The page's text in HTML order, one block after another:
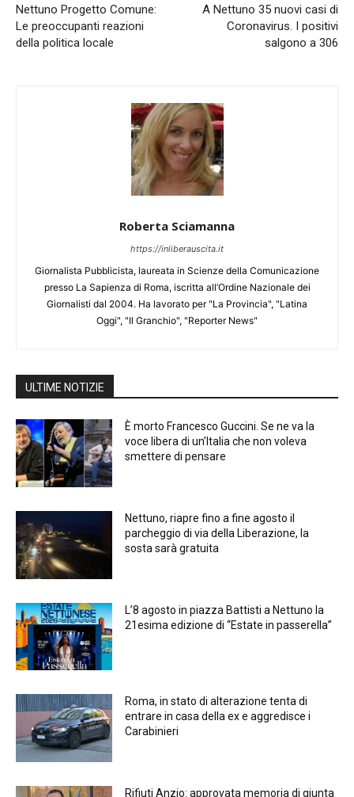
Nettuno Progetto Comune:
Le preoccupanti reazioni
della politica locale
A Nettuno 35 nuovi casi di
Coronavirus. I positivi
salgono a 306
Roberta Sciamanna
https://inliberauscita.it
Giornalista Pubblicista, laureata in Scienze della Comunicazione
presso La Sapienza di Roma, iscritta all’Ordine Nazionale dei
Giornalisti dal 2004. Ha lavorato per "La Provincia", "Latina
Oggi", "Il Granchio", "Reporter News"
ULTIME NOTIZIE
È morto Francesco Guccini. Se ne va la
voce libera di un’Italia che non voleva
smettere di pensare
Nettuno, riapre fino a fine agosto il
parcheggio di via della Liberazione, la
sosta sarà gratuita
L’8 agosto in piazza Battisti a Nettuno la
21esima edizione di “Estate in passerella”
Roma, in stato di alterazione tenta di
entrare in casa della ex e aggredisce i
Carabinieri
Rifiuti Anzio: approvata memoria di giunta